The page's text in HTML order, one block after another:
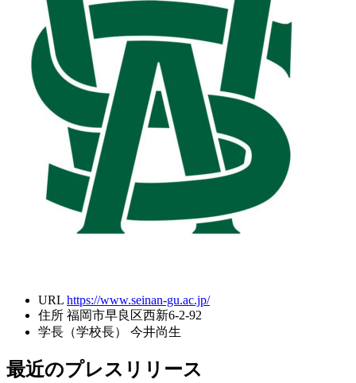
URL https://www.seinan-gu.ac.jp/
住所 福岡市早良区西新6-2-92
学長（学校長）
今井尚生
最近のプレスリリース